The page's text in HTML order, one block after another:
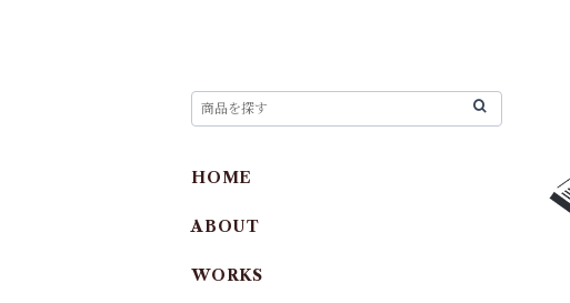
HOME
ABOUT
WORKS